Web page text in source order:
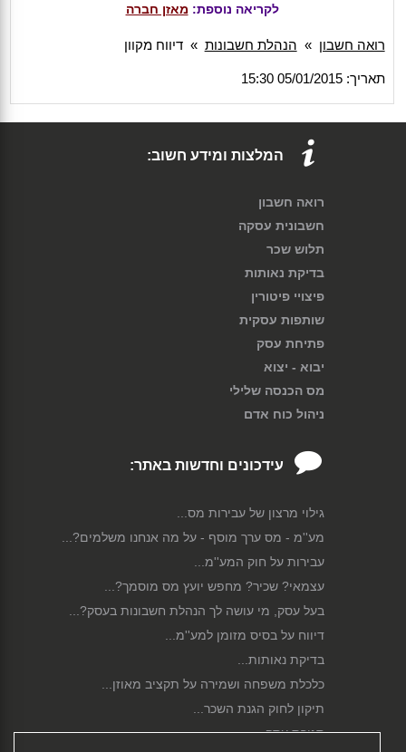
לקריאה נוספת: מאזן חברה
רואה חשבון » הנהלת חשבונות »דיווח מקוון
תאריך: 05/01/2015 15:30
המלצות ומידע חשוב:
רואה חשבון
חשבונית עסקה
תלוש שכר
בדיקת נאותות
פיצויי פיטורין
שותפות עסקית
פתיחת עסק
יבוא - יצוא
מס הכנסה שלילי
ניהול כוח אדם
עידכונים וחדשות באתר:
גילוי מרצון של עבירות מס...
מע''מ - מס ערך מוסף - על מה אנחנו משלמים?...
עבירות על חוק המע''מ...
עצמאי? שכיר? מחפש יועץ מס מוסמך?...
בעל עסק, מי עושה לך הנהלת חשבונות בעסק?...
דיווח על בסיס מזומן למע''מ...
בדיקת נאותות...
כלכלת משפחה ושמירה על תקציב מאוזן...
תיקון לחוק הגנת השכר...
סגירת עסק...